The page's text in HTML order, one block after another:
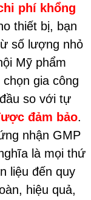
phí khổng
thiết bị, bạn
số lượng nhỏ
Mỹ phẩm
gia công
so với tự
đảm bảo.
nhận GMP
là mọi thứ
liệu đến quy
hiệu quả,